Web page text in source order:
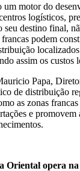
um motor do
logísticos,
seu destino final,
podem
assim os custos
Papa,
de distribuição
as zonas
e promovem
Oriental opera